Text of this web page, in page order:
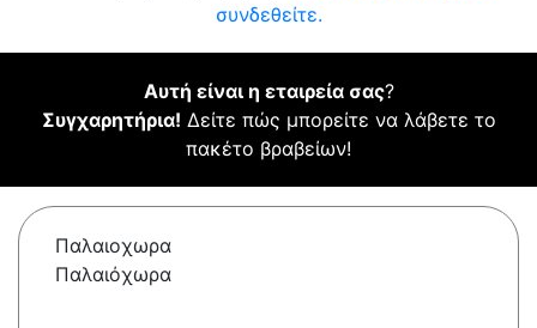
συνδεθείτε.
Αυτή είναι η εταιρεία σας?
Συγχαρητήρια! Δείτε πώς μπορείτε να λάβετε το
πακέτο βραβείων!
Παλαιοχωρα
Παλαιόχωρα